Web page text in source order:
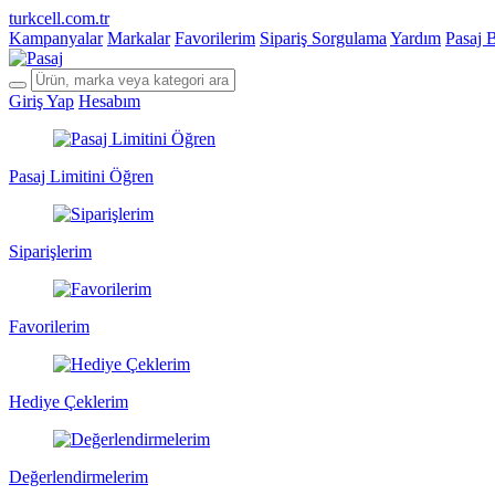
turkcell.com.tr
Kampanyalar Markalar Favorilerim Sipariş Sorgulama Yardım Pasaj
Giriş Yap Hesabım
Pasaj Limitini Öğren
Siparişlerim
Favorilerim
Hediye Çeklerim
Değerlendirmelerim